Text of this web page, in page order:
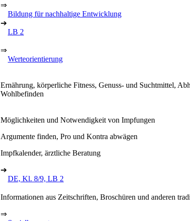
⇒
Bildung für nachhaltige Entwicklung
➔
LB 2
⇒
Werteorientierung
Ernährung, körperliche Fitness, Genuss- und Suchtmittel,
Wohlbefinden
Möglichkeiten und Notwendigkeit von Impfungen
Argumente finden, Pro und Kontra abwägen
Impfkalender, ärztliche Beratung
➔
DE, Kl. 8/9, LB 2
Informationen aus Zeitschriften, Broschüren und anderen
⇒